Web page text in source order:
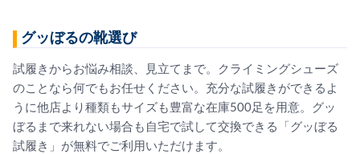
グッぼるの靴選び
試履きからお悩み相談、見立てまで。クライミングシューズ
のことなら何でもお任せください。充分な試履きができるよ
うに他店より種類もサイズも豊富な在庫500足を用意。グッ
ぼるまで来れない場合も自宅で試して交換できる「グッぼる
試履き」が無料でご利用いただけます。